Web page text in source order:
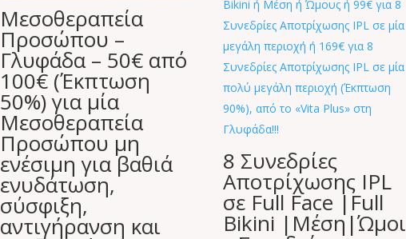
Μεσοθεραπεία
Προσώπου –
Γλυφάδα – 50€ από
100€ (Έκπτωση
50%) για μία
Μεσοθεραπεία
Προσώπου μη
ενέσιμη για βαθιά
ενυδάτωση,
σύσφιξη,
αντιγήρανση και
8 Συνεδρίες
Αποτρίχωσης IPL
σε Full Face |Full
Bikini |Μέση|Ώμοι